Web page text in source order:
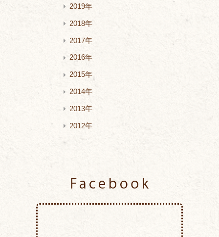
2019年
2018年
2017年
2016年
2015年
2014年
2013年
2012年